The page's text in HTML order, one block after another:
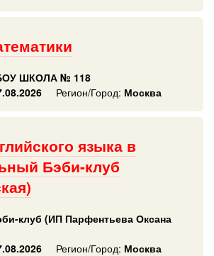
ШКОЛА № 118
Регион/Город: Москва
языка в
Бэби-клуб
клуб (ИП Парфентьева Оксана
Регион/Город: Москва